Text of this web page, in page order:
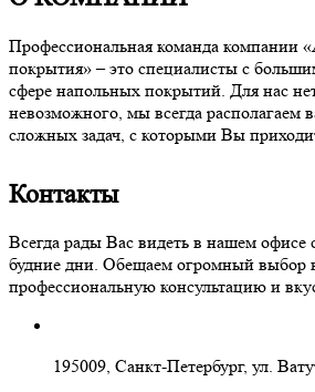
Профессиональная команда компании
покрытия» – это специалисты с
сфере напольных покрытий. Для нас
невозможного, мы всегда располагаем
сложных задач, с которыми Вы
Контакты
Всегда рады Вас видеть в нашем офисе
будние дни. Обещаем огромный выбор
профессиональную консультацию и
195009, Санкт-Петербург, ул.